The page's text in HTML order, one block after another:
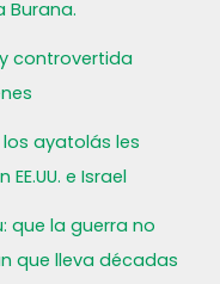
Burana.
controvertida
ayatolás les
e Israel
que la guerra no
que lleva décadas